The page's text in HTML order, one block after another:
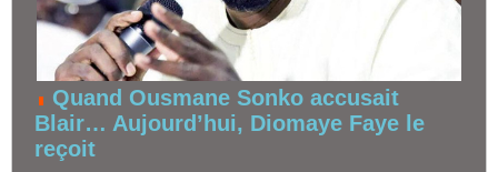
Quand Ousmane Sonko accusait
Blair… Aujourd’hui, Diomaye Faye le
reçoit